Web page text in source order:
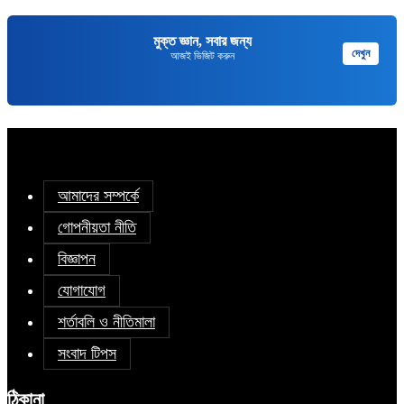
মুক্ত জ্ঞান, সবার জন্য
আজই ভিজিট করুন দেখুন
আমাদের সম্পর্কে
গোপনীয়তা নীতি
বিজ্ঞাপন
যোগাযোগ
শর্তাবলি ও নীতিমালা
সংবাদ টিপস
ঠিকানা